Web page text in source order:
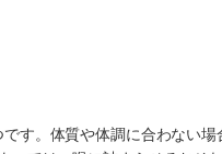
す。体質や体調に合わない